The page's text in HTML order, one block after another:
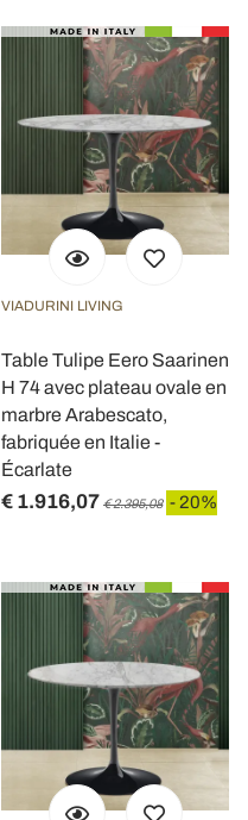
VIADURINI LIVING
Table Tulipe Eero Saarinen
H 74 avec plateau ovale en
marbre Arabescato,
fabriquée en Italie -
Écarlate
€ 1.916,07 € 2.395,08 - 20%